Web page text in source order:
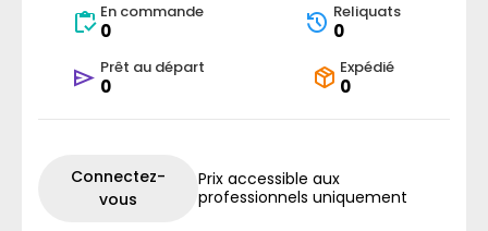
En commande
0
Reliquats
0
Prêt au départ
0
Expédié
0
Connectez-
vous
Prix accessible aux
professionnels uniquement